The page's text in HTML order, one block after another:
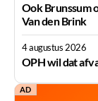
Ook Brunssum
Van den Brink
4 augustus 2026
OPH wil dat
AD